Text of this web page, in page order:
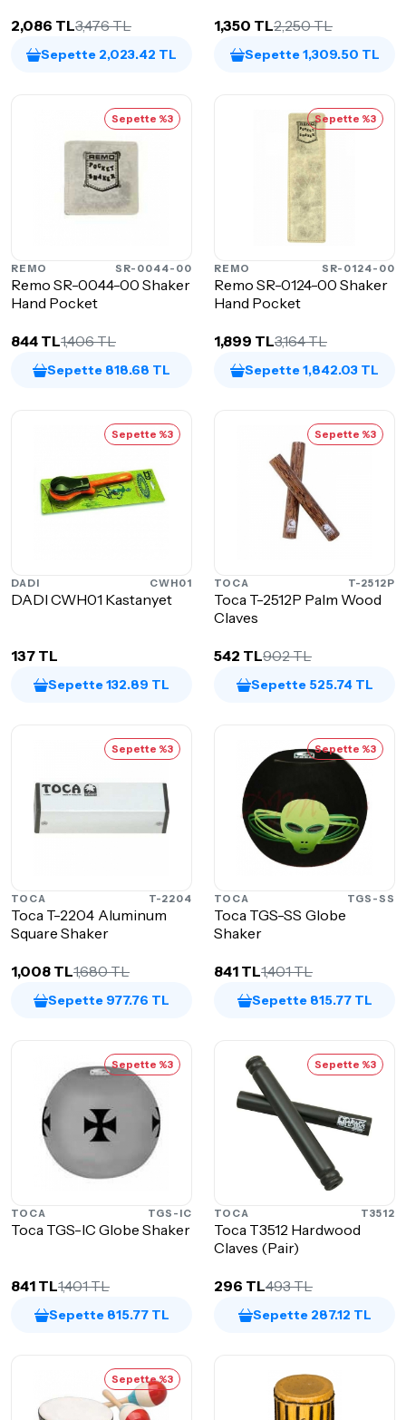
2,086 TL3,476 TL
Sepette 2,023.42 TL
1,350 TL2,250 TL
Sepette 1,309.50 TL
Sepette %3
REMO SR-0044-00
Remo SR-0044-00 Shaker
Hand Pocket
844 TL1,406 TL
Sepette 818.68 TL
Sepette %3
REMO SR-0124-00
Remo SR-0124-00 Shaker
Hand Pocket
1,899 TL3,164 TL
Sepette 1,842.03 TL
Sepette %3
DADI CWH01
DADI CWH01 Kastanyet
137 TL
Sepette 132.89 TL
Sepette %3
TOCA T-2512P
Toca T-2512P Palm Wood
Claves
542 TL902 TL
Sepette 525.74 TL
Sepette %3
TOCA T-2204
Toca T-2204 Aluminum
Square Shaker
1,008 TL1,680 TL
Sepette 977.76 TL
Sepette %3
TOCA TGS-SS
Toca TGS-SS Globe
Shaker
841 TL1,401 TL
Sepette 815.77 TL
Sepette %3
TOCA TGS-IC
Toca TGS-IC Globe Shaker
841 TL1,401 TL
Sepette 815.77 TL
Sepette %3
TOCA T3512
Toca T3512 Hardwood
Claves (Pair)
296 TL493 TL
Sepette 287.12 TL
Sepette %3